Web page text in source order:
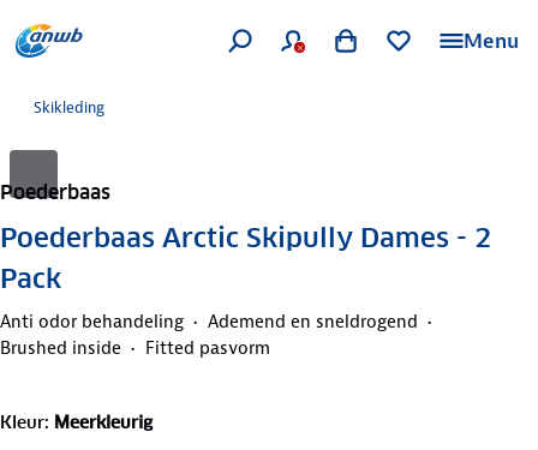
Menu
Skikleding
Poederbaas
Poederbaas Arctic Skipully Dames - 2
Pack
Anti odor behandeling
Ademend en sneldrogend
Brushed inside
Fitted pasvorm
Kleur: Meerkleurig